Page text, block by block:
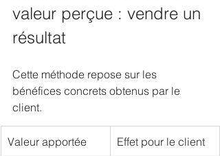
valeur perçue : vendre un
résultat
Cette méthode repose sur les
bénéfices concrets obtenus par le
client.
Valeur apportée Effet pour le client